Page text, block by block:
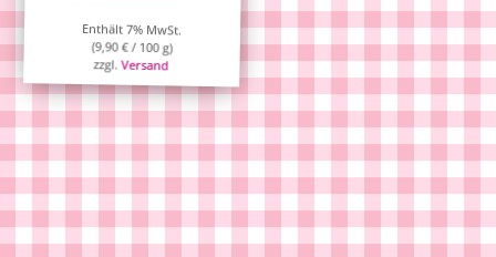
Enthält 7% MwSt.
(9,90€/ 100 g)
zzgl.Versand